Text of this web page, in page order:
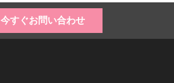
今すぐお問い合わせ